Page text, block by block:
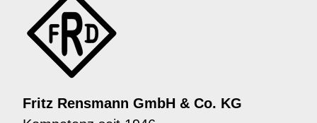
Fritz Rensmann GmbH & Co. KG